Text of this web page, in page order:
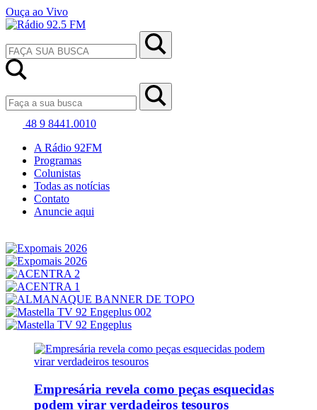
Ouça ao Vivo
48 9 8441.0010
A Rádio 92FM
Programas
Colunistas
Todas as notícias
Contato
Anuncie aqui
Empresária revela como peças esquecidas
podem virar verdadeiros tesouros